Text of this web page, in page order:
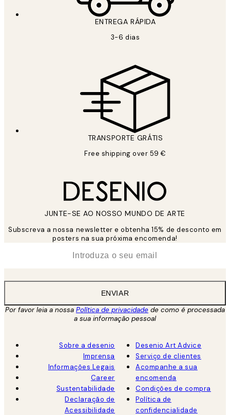
ENTREGA RÁPIDA
3-6 dias
TRANSPORTE GRÁTIS
Free shipping over 59 €
JUNTE-SE AO NOSSO MUNDO DE ARTE
Subscreva a nossa newsletter e obtenha 15% de desconto em
posters na sua próxima encomenda!
ENVIAR
Por favor leia a nossa Política de privacidade de como é processada
a sua informação pessoal
Sobre a desenio
Imprensa
Informações Legais
Career
Sustentabilidade
Declaração de
Acessibilidade
Desenio Art Advice
Serviço de clientes
Acompanhe a sua
encomenda
Condições de compra
Política de
confidencialidade